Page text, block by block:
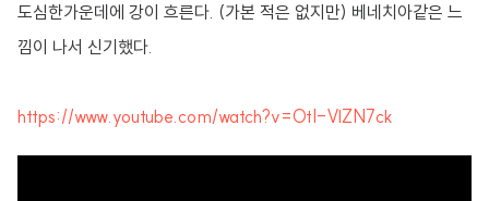
도심한가운데에 강이 흐른다. (가본 적은 없지만) 베네치아같은 느
낌이 나서 신기했다.
https://www.youtube.com/watch?v=OtI-VlZN7ck